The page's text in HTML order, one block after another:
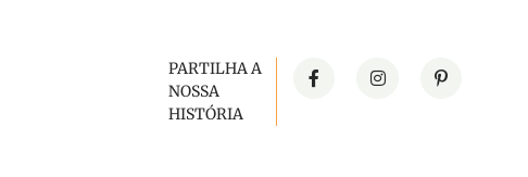
PARTILHA A
NOSSA
HISTÓRIA